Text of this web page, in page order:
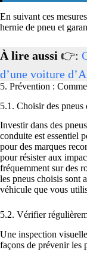
En suivant ces
hernie de pneu et
À lire aussi 👉:
d’une voiture
5. Prévention :
5.1. Choisir des pneus
Investir dans des
conduite est essentiel
pour des marques
pour résister aux
fréquemment sur des
les pneus choisis sont
véhicule que vous
5.2. Vérifier
Une inspection
façons de prévenir les